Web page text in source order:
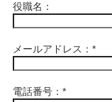
役職名：
メールアドレス： *
電話番号： *